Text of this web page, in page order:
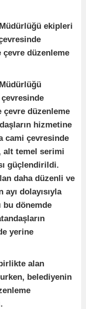
ekipleri
düzenleme
çevre düzenleme
hizmetine
cami çevresinde
alt temel serimi
güçlendirildi.
daha düzenli ve
dolayısıyla
bu dönemde
yerine
alan
belediyenin